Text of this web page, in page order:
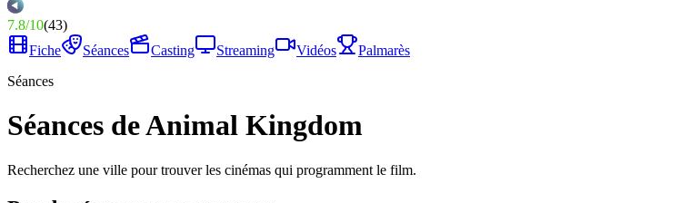
7.8/10(43)
Fiche
Séances Casting Streaming Vidéos
Palmarès
Séances
Séances de Animal Kingdom
Recherchez une ville pour trouver les cinémas qui programment le film.